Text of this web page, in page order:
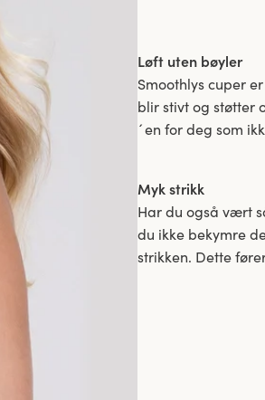
Løft uten bøyler
Smoothlys cuper
blir stivt og støtter
´en for deg som
Myk strikk
Har du også vært
du ikke bekymre
strikken. Dette